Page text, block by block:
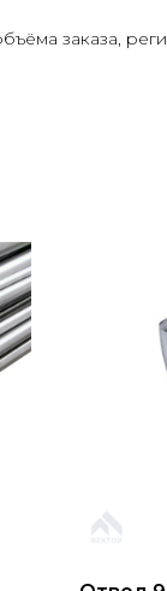
заказа,